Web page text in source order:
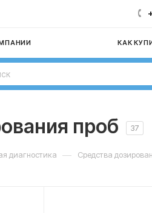
КАК
проб 37
диагностика — Средства